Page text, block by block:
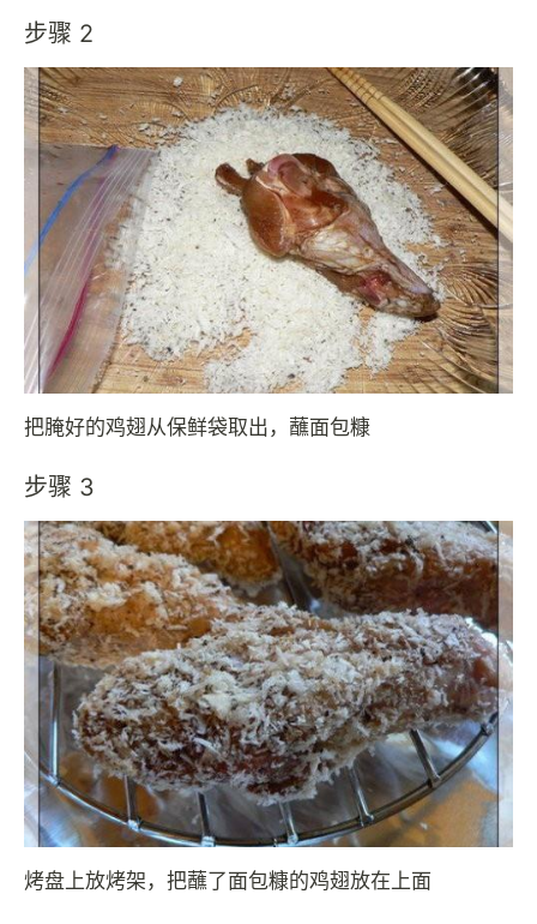
步骤 2
把腌好的鸡翅从保鲜袋取出，蘸面包糠
步骤 3
烤盘上放烤架，把蘸了面包糠的鸡翅放在上面